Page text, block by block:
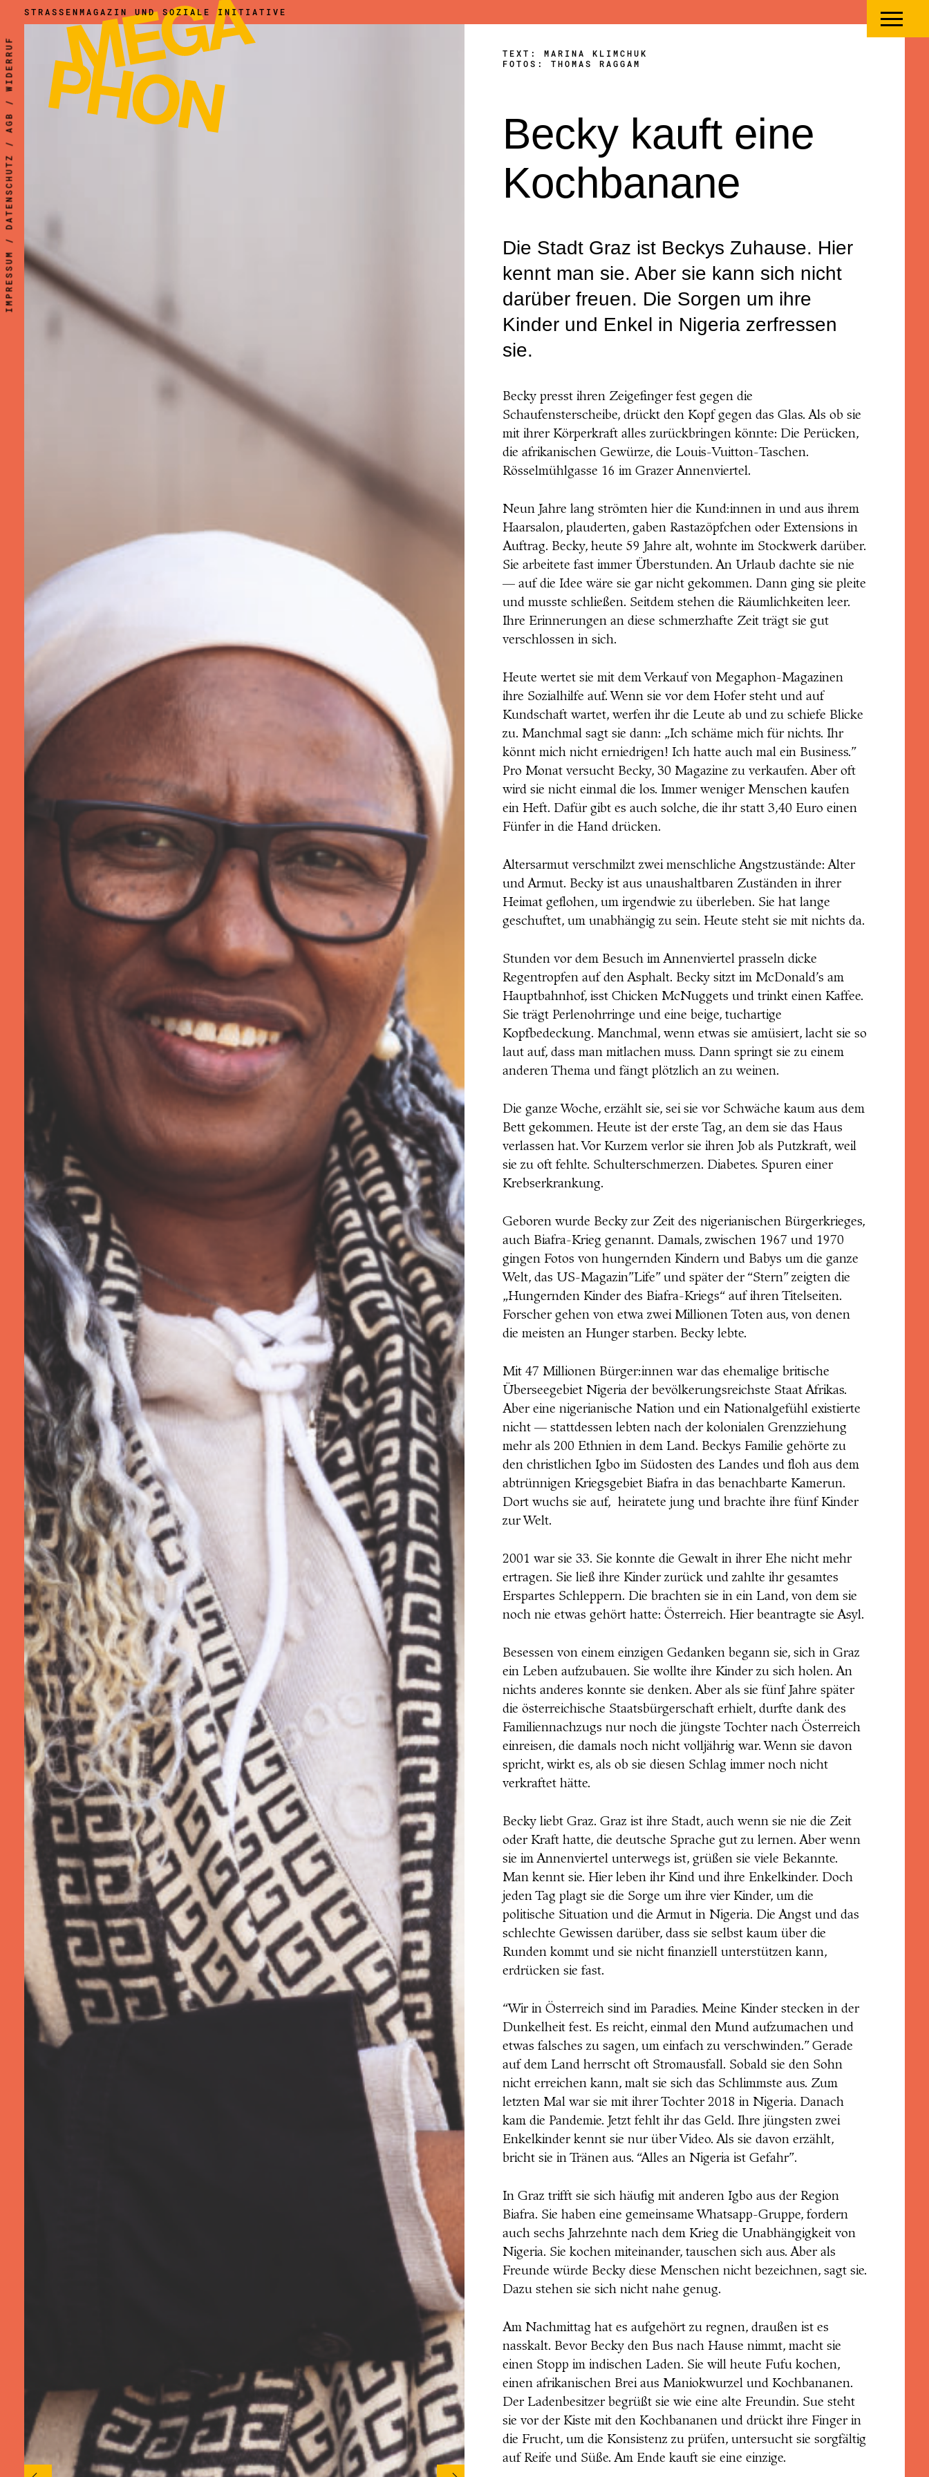
Hauptinhalt
springen
STRASSENMAGAZIN UND SOZIALE INITIATIVE
TEXT: MARINA KLIMCHUK
FOTOS: THOMAS RAGGAM
Becky kauft eine
Kochbanane
Die Stadt Graz ist Beckys Zuhause. Hier
kennt man sie. Aber sie kann sich nicht
darüber freuen. Die Sorgen um ihre
Kinder und Enkel in Nigeria zerfressen
sie.
Becky presst ihren Zeigefinger fest gegen die
Schaufensterscheibe, drückt den Kopf gegen das Glas. Als ob sie
mit ihrer Körperkraft alles zurückbringen könnte: Die Perücken,
die afrikanischen Gewürze, die Louis-Vuitton-Taschen.
Rösselmühlgasse 16 im Grazer Annenviertel.
Neun Jahre lang strömten hier die Kund:innen in und aus ihrem
Haarsalon, plauderten, gaben Rastazöpfchen oder Extensions in
Auftrag. Becky, heute 59 Jahre alt, wohnte im Stockwerk darüber.
Sie arbeitete fast immer Überstunden. An Urlaub dachte sie nie
— auf die Idee wäre sie gar nicht gekommen. Dann ging sie pleite
und musste schließen. Seitdem stehen die Räumlichkeiten leer.
Ihre Erinnerungen an diese schmerzhafte Zeit trägt sie gut
verschlossen in sich.
Heute wertet sie mit dem Verkauf von Megaphon-Magazinen
ihre Sozialhilfe auf. Wenn sie vor dem Hofer steht und auf
Kundschaft wartet, werfen ihr die Leute ab und zu schiefe Blicke
zu. Manchmal sagt sie dann: „Ich schäme mich für nichts. Ihr
könnt mich nicht erniedrigen! Ich hatte auch mal ein Business.”
Pro Monat versucht Becky, 30 Magazine zu verkaufen. Aber oft
wird sie nicht einmal die los. Immer weniger Menschen kaufen
ein Heft. Dafür gibt es auch solche, die ihr statt 3,40 Euro einen
Fünfer in die Hand drücken.
Altersarmut verschmilzt zwei menschliche Angstzustände: Alter
und Armut. Becky ist aus unaushaltbaren Zuständen in ihrer
Heimat geflohen, um irgendwie zu überleben. Sie hat lange
geschuftet, um unabhängig zu sein. Heute steht sie mit nichts da.
Stunden vor dem Besuch im Annenviertel prasseln dicke
Regentropfen auf den Asphalt. Becky sitzt im McDonald’s am
Hauptbahnhof, isst Chicken McNuggets und trinkt einen Kaffee.
Sie trägt Perlenohrringe und eine beige, tuchartige
Kopfbedeckung. Manchmal, wenn etwas sie amüsiert, lacht sie so
laut auf, dass man mitlachen muss. Dann springt sie zu einem
anderen Thema und fängt plötzlich an zu weinen.
Die ganze Woche, erzählt sie, sei sie vor Schwäche kaum aus dem
Bett gekommen. Heute ist der erste Tag, an dem sie das Haus
verlassen hat. Vor Kurzem verlor sie ihren Job als Putzkraft, weil
sie zu oft fehlte. Schulterschmerzen. Diabetes. Spuren einer
Krebserkrankung.
Geboren wurde Becky zur Zeit des nigerianischen Bürgerkrieges,
auch Biafra-Krieg genannt. Damals, zwischen 1967 und 1970
gingen Fotos von hungernden Kindern und Babys um die ganze
Welt, das US-Magazin”Life” und später der “Stern” zeigten die
„Hungernden Kinder des Biafra-Kriegs“ auf ihren Titelseiten.
Forscher gehen von etwa zwei Millionen Toten aus, von denen
die meisten an Hunger starben. Becky lebte.
Mit 47 Millionen Bürger:innen war das ehemalige britische
Überseegebiet Nigeria der bevölkerungsreichste Staat Afrikas.
Aber eine nigerianische Nation und ein Nationalgefühl existierte
nicht — stattdessen lebten nach der kolonialen Grenzziehung
mehr als 200 Ethnien in dem Land. Beckys Familie gehörte zu
den christlichen Igbo im Südosten des Landes und floh aus dem
abtrünnigen Kriegsgebiet Biafra in das benachbarte Kamerun.
Dort wuchs sie auf,
heiratete jung und brachte ihre fünf Kinder
zur Welt.
2001 war sie 33. Sie konnte die Gewalt in ihrer Ehe nicht mehr
ertragen. Sie ließ ihre Kinder zurück und zahlte ihr gesamtes
Erspartes Schleppern. Die brachten sie in ein Land, von dem sie
noch nie etwas gehört hatte: Österreich. Hier beantragte sie Asyl.
Besessen von einem einzigen Gedanken begann sie, sich in Graz
ein Leben aufzubauen. Sie wollte ihre Kinder zu sich holen. An
nichts anderes konnte sie denken. Aber als sie fünf Jahre später
die österreichische Staatsbürgerschaft erhielt, durfte dank des
Familiennachzugs nur noch die jüngste Tochter nach Österreich
einreisen, die damals noch nicht volljährig war. Wenn sie davon
spricht, wirkt es, als ob sie diesen Schlag immer noch nicht
verkraftet hätte.
Becky liebt Graz. Graz ist ihre Stadt, auch wenn sie nie die Zeit
oder Kraft hatte, die deutsche Sprache gut zu lernen. Aber wenn
sie im Annenviertel unterwegs ist, grüßen sie viele Bekannte.
Man kennt sie. Hier leben ihr Kind und ihre Enkelkinder. Doch
jeden Tag plagt sie die Sorge um ihre vier Kinder, um die
politische Situation und die Armut in Nigeria. Die Angst und das
schlechte Gewissen darüber, dass sie selbst kaum über die
Runden kommt und sie nicht finanziell unterstützen kann,
erdrücken sie fast.
“Wir in Österreich sind im Paradies. Meine Kinder stecken in der
Dunkelheit fest. Es reicht, einmal den Mund aufzumachen und
etwas falsches zu sagen, um einfach zu verschwinden.” Gerade
auf dem Land herrscht oft Stromausfall. Sobald sie den Sohn
nicht erreichen kann, malt sie sich das Schlimmste aus. Zum
letzten Mal war sie mit ihrer Tochter 2018 in Nigeria. Danach
kam die Pandemie. Jetzt fehlt ihr das Geld. Ihre jüngsten zwei
Enkelkinder kennt sie nur über Video. Als sie davon erzählt,
bricht sie in Tränen aus. “Alles an Nigeria ist Gefahr”.
In Graz trifft sie sich häufig mit anderen Igbo aus der Region
Biafra. Sie haben eine gemeinsame Whatsapp-Gruppe, fordern
auch sechs Jahrzehnte nach dem Krieg die Unabhängigkeit von
Nigeria. Sie kochen miteinander, tauschen sich aus. Aber als
Freunde würde Becky diese Menschen nicht bezeichnen, sagt sie.
Dazu stehen sie sich nicht nahe genug.
Am Nachmittag hat es aufgehört zu regnen, draußen ist es
nasskalt. Bevor Becky den Bus nach Hause nimmt, macht sie
einen Stopp im indischen Laden. Sie will heute Fufu kochen,
einen afrikanischen Brei aus Maniokwurzel und Kochbananen.
Der Ladenbesitzer begrüßt sie wie eine alte Freundin. Sue steht
sie vor der Kiste mit den Kochbananen und drückt ihre Finger in
die Frucht, um die Konsistenz zu prüfen, untersucht sie sorgfältig
auf Reife und Süße. Am Ende kauft sie eine einzige.
IMPRESSUM
/
DATENSCHUTZ
/
AGB
/
WIDERRUF